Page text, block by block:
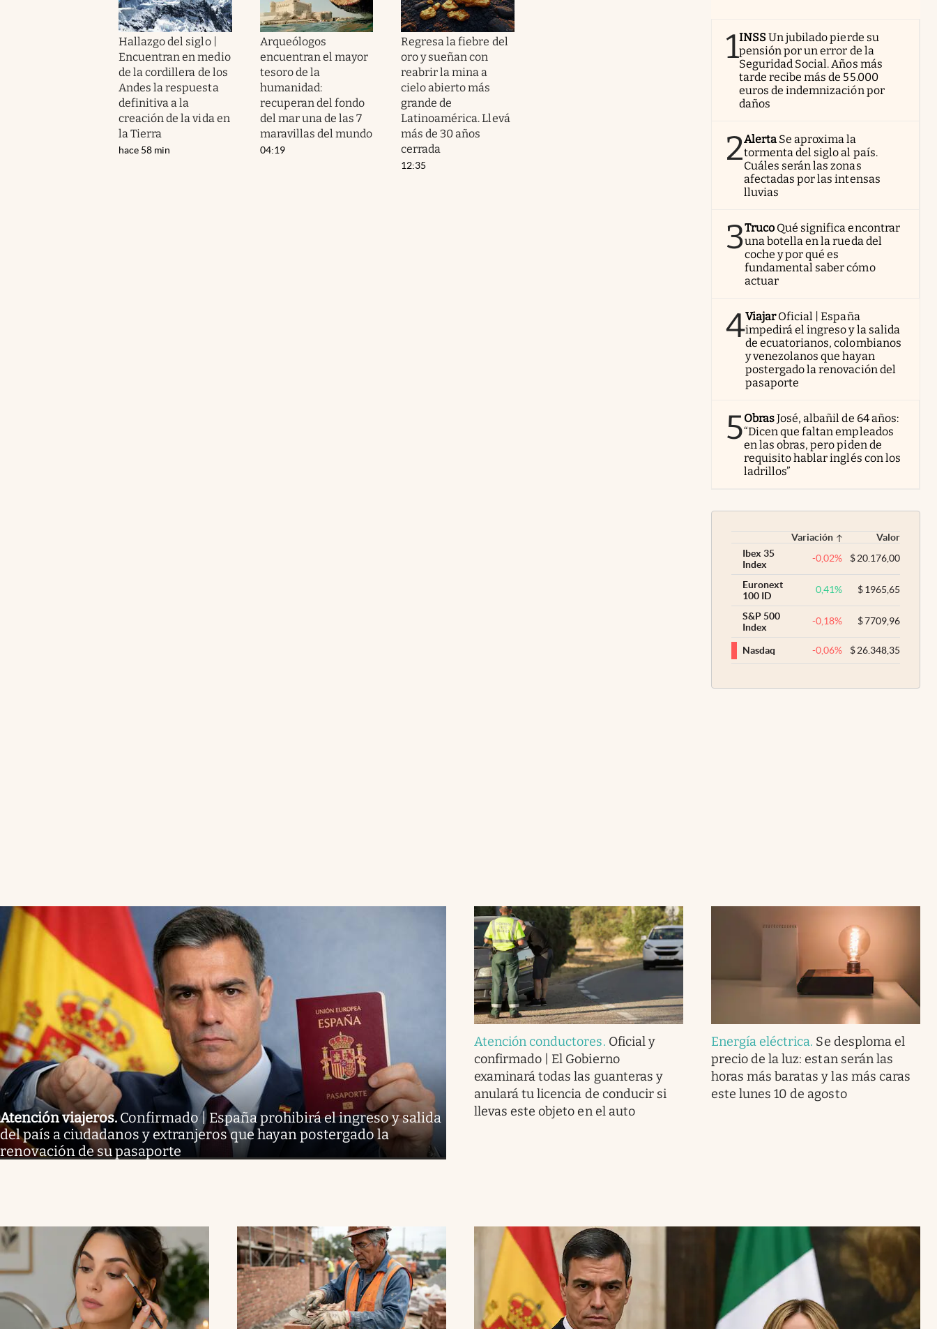
Hallazgo del siglo |
Encuentran en medio
de la cordillera de los
Andes la respuesta
definitiva a la
creación de la vida en
la Tierra
hace 58 min
Arqueólogos
encuentran el mayor
tesoro de la
humanidad:
recuperan del fondo
del mar una de las 7
maravillas del mundo
04:19
Regresa la fiebre del
oro y sueñan con
reabrir la mina a
cielo abierto más
grande de
Latinoamérica. Llevá
más de 30 años
cerrada
12:35
1INSSUn jubilado pierde su
pensión por un error de la
Seguridad Social. Años más
tarde recibe más de 55.000
euros de indemnización por
daños
2Alerta Se aproxima la
tormenta del siglo al país.
Cuáles serán las zonas
afectadas por las intensas
lluvias
3Truco Qué significa encontrar
una botella en la rueda del
coche y por qué es
fundamental saber cómo
actuar
4Viajar Oficial | España
impedirá el ingreso y la salida
de ecuatorianos, colombianos
y venezolanos que hayan
postergado la renovación del
pasaporte
5ObrasJosé, albañil de 64 años:
“Dicen que faltan empleados
en las obras, pero piden de
requisito hablar inglés con los
ladrillos”
Variación
Valor
Ibex 35
Index
-0,02% $20.176,00
Euronext
100 ID
0,41% $1965,65
S&P 500
Index
-0,18% $7709,96
Nasdaq -0,06% $26.348,35
Atención viajeros. Confirmado | España prohibirá el ingreso y salida
del país a ciudadanos y extranjeros que hayan postergado la
renovación de su pasaporte
Atención conductores. Oficial y
confirmado | El Gobierno
examinará todas las guanteras y
anulará tu licencia de conducir si
llevas este objeto en el auto
Energía eléctrica. Se desploma el
precio de la luz: estan serán las
horas más baratas y las más caras
este lunes 10 de agosto